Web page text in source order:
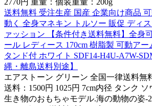
送料無料 受注生産 国産 企業向け商品
動く 全身マネキン トルソー 販促 ディ
ァッション 【条件付き送料無料】全身
ール レディース 170cm 樹脂製 可動ア
タンド付 ホワイト SDF14-H4U-A7W-
縄・離島送料別途】
エアストーン グリーン 全国一律送料
送料：1500円 1025円 7cm内径 タンク
生き物のおもちゃモデル.海の動物の姿-